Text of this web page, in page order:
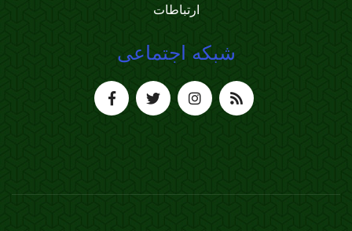
ارتباطات
شبکه اجتماعی